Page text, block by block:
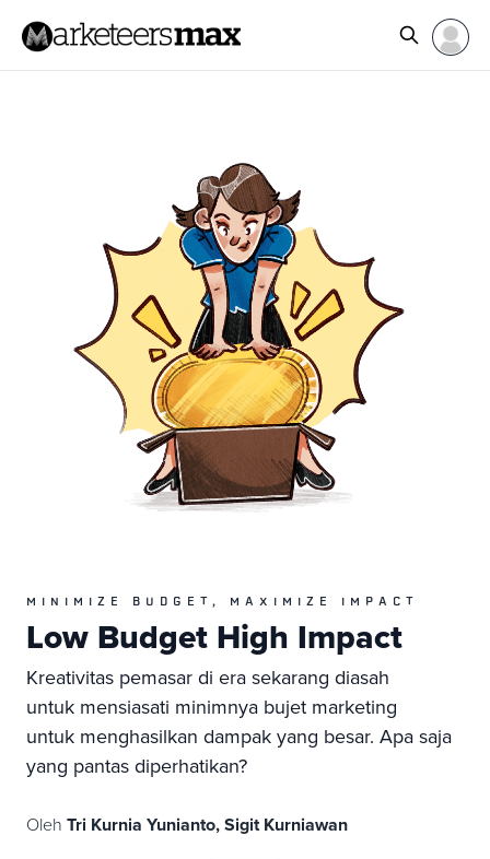
MINIMIZE BUDGET, MAXIMIZE IMPACT
Low Budget High Impact
Kreativitas pemasar di era sekarang diasah
untuk mensiasati minimnya bujet marketing
untuk menghasilkan dampak yang besar. Apa saja
yang pantas diperhatikan?
Oleh Tri Kurnia Yunianto, Sigit Kurniawan